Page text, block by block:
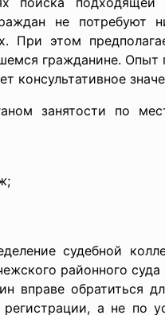
не потребуют
При этом
гражданине. Опыт
консультативное
занятости по
судебной
районного суда
вправе обратиться
а не по